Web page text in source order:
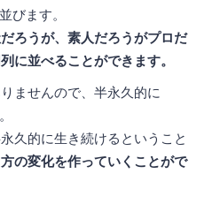
びます。
ろうが、素人だろうがプロだ
に並べることができます。
ませんので、半永久的に
久的に生き続けるということ
の変化を作っていくことがで